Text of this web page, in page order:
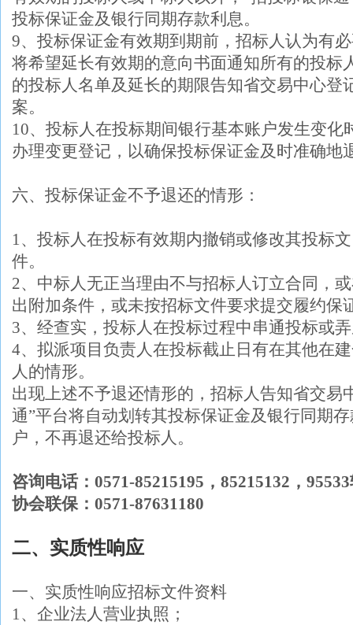
投标保证金及银行同期存款利息。
9、投标保证金有效期到期前，招标人认为有
将希望延长有效期的意向书面通知所有的投标
的投标人名单及延长的期限告知省交易中心登
案。
10、投标人在投标期间银行基本账户发生变化
办理变更登记，以确保投标保证金及时准确地
六、投标保证金不予退还的情形：
1、投标人在投标有效期内撤销或修改其投标文
件。
2、中标人无正当理由不与招标人订立合同，
出附加条件，或未按招标文件要求提交履约保
3、经查实，投标人在投标过程中串通投标或
4、拟派项目负责人在投标截止日有在其他在
人的情形。
出现上述不予退还情形的，招标人告知省交易
通”平台将自动划转其投标保证金及银行同期
户，不再退还给投标人。
咨询电话：0571-85215195，85215132，
协会联保：0571-87631180
二、实质性响应
一、实质性响应招标文件资料
1、企业法人营业执照；